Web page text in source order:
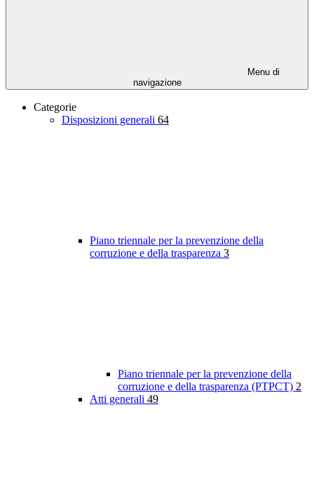
Menu di
navigazione
Categorie
Disposizioni generali 64
Piano triennale per la prevenzione della
corruzione e della trasparenza 3
Piano triennale per la prevenzione della
corruzione e della trasparenza (PTPCT) 2
Atti generali 49